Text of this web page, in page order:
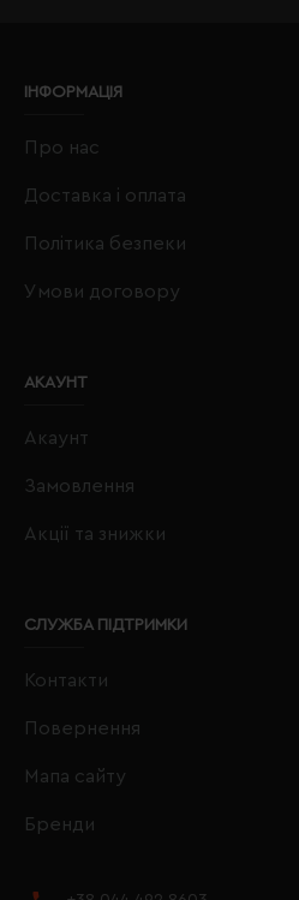
ІНФОРМАЦІЯ
Про нас
Доставка і оплата
Політика безпеки
Умови договору
АКАУНТ
Акаунт
Замовлення
Акції та знижки
СЛУЖБА ПІДТРИМКИ
Контакти
Повернення
Мапа сайту
Бренди